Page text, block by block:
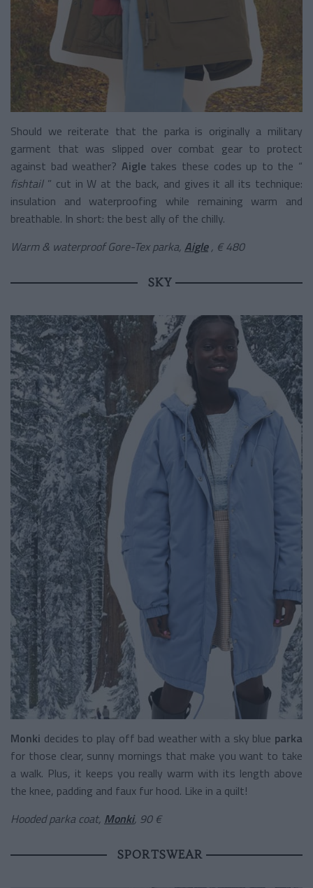
Should we reiterate that the parka is originally a military
garment that was slipped over combat gear to protect
against bad weather? Aigletakes these codes up to the “
fishtail” cut in W at the back, and gives it all its technique:
insulation and waterproofing while remaining warm and
breathable. In short: the best ally of the chilly.
Warm & waterproof Gore-Tex parka, Aigle , € 480
SKY
Monki decides to play off bad weather with a sky blue parka
for those clear, sunny mornings that make you want to take
a walk. Plus, it keeps you really warm with its length above
the knee, padding and faux fur hood. Like in a quilt!
Hooded parka coat, Monki, 90 €
SPORTSWEAR